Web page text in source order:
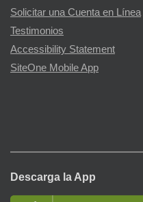
Solicitar una Cuenta en Línea
Testimonios
Accessibility Statement
SiteOne Mobile App
Descarga la App